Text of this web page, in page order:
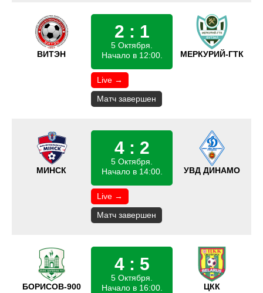
ВИТЭН
2 : 1
5 Октября.
Начало в 12:00.
Live →
Матч завершен
МЕРКУРИЙ-ГТК
МИНСК
4 : 2
5 Октября.
Начало в 14:00.
Live →
Матч завершен
УВД ДИНАМО
БОРИСОВ-900
4 : 5
5 Октября.
Начало в 16:00.
ЦКК